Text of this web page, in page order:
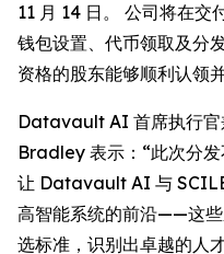
11 月 14 日。 公司将在交
钱包设置、代币领取及分
资格的股东能够顺利认领
Datavault AI 首席执行
Bradley 表示：“此次分
让 Datavault AI 与
高智能系统的前沿——这
选标准，识别出卓越的人